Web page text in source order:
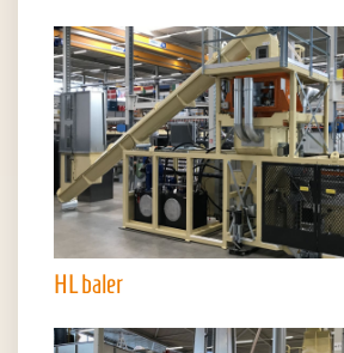
HL baler